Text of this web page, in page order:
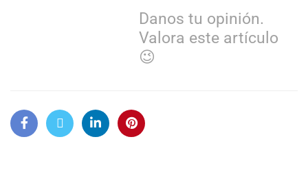
Danos tu opinión.
Valora este artículo
😉